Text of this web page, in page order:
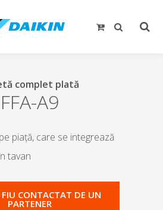
complet plată
FFA-A9
piaţă, care se integrează
tavan
FIU CONTACTAT DE UN
PARTENER